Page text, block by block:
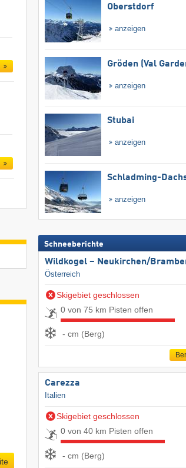
Oberstdorf
anzeigen
Gröden (Val
anzeigen
Stubai
anzeigen
Schladming-
anzeigen
Schneeberichte
Wildkogel – Neukirchen/​
Österreich
Skigebiet geschlossen
0 von 75 km Pisten offen
- cm (Berg)
Carezza
Italien
Skigebiet geschlossen
0 von 40 km Pisten offen
- cm (Berg)